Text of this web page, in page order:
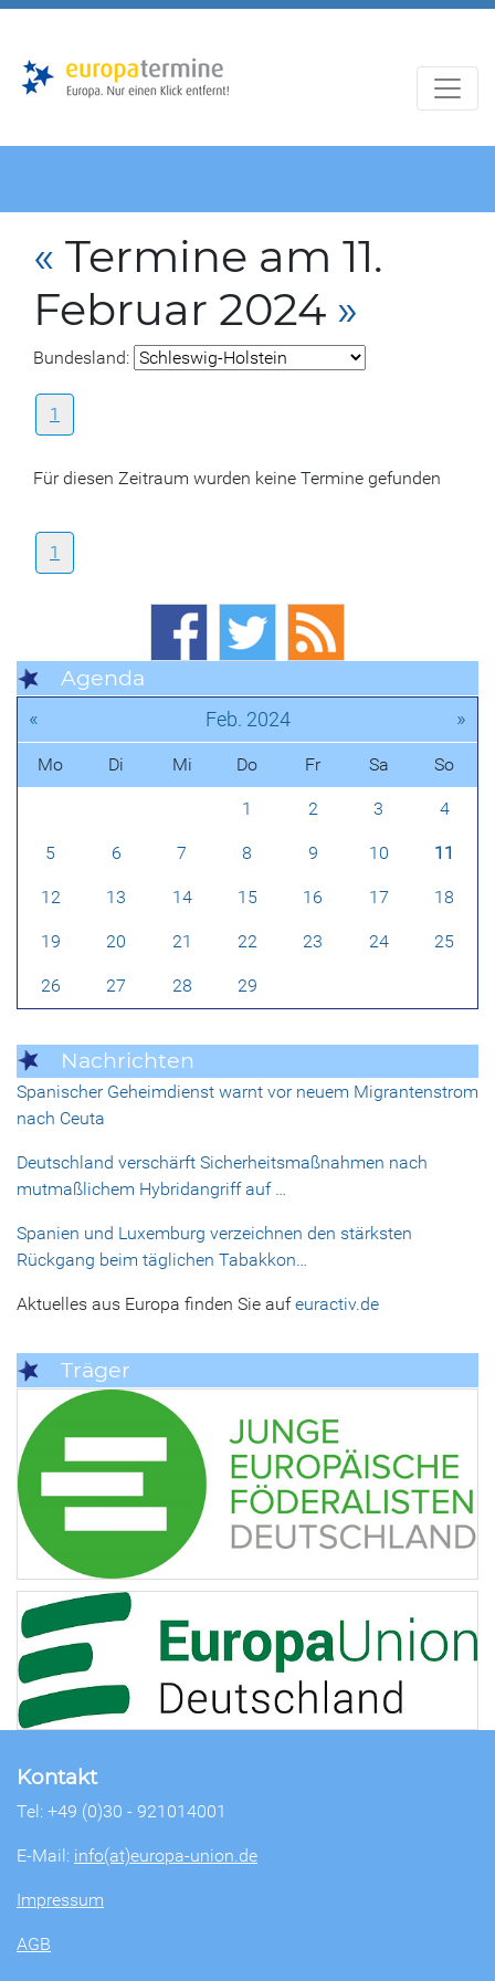
« Termine am 11.
Februar 2024 »
Bundesland:
1
Für diesen Zeitraum wurden keine Termine gefunden
1
Agenda
« Feb. 2024 »
Mo Di Mi Do Fr Sa So
1 2 3 4
5 6 7 8 9 10 11
12 13 14 15 16 17 18
19 20 21 22 23 24 25
26 27 28 29
Nachrichten
Spanischer Geheimdienst warnt vor neuem Migrantenstrom
nach Ceuta
Deutschland verschärft Sicherheitsmaßnahmen nach
mutmaßlichem Hybridangriff auf …
Spanien und Luxemburg verzeichnen den stärksten
Rückgang beim täglichen Tabakkon…
Aktuelles aus Europa finden Sie aufeuractiv.de
Träger
Kontakt
Tel: +49 (0)30 - 921014001
E-Mail: info(at)europa-union.de
Impressum
AGB